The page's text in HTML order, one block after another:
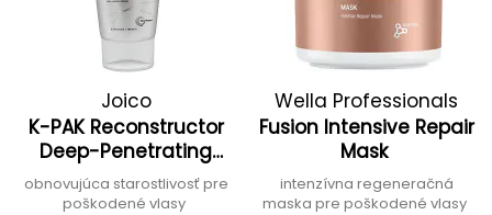
Joico
K-PAK Reconstructor
Deep-Penetrating
Treatment
obnovujúca starostlivosť pre
poškodené vlasy
Wella Professionals
Fusion Intensive Repair
Mask
intenzívna regeneračná
maska pre poškodené vlasy